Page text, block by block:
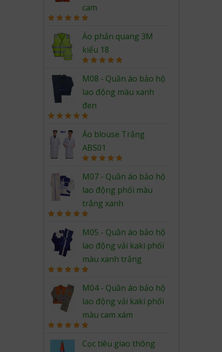
cam
out of 5
Áo phản quang 3M
kiểu 18
out of 5
M08 - Quần áo bảo hộ
lao động màu xanh
đen
out of 5
Áo blouse Trắng
ABS01
out of 5
M07 - Quần áo bảo hộ
lao động phối màu
trắng xanh
out of 5
M05 - Quần áo bảo hộ
lao động vải kaki phối
màu xanh trắng
out of 5
M04 - Quần áo bảo hộ
lao động vải kaki phối
màu cam xám
out of 5
Cọc tiêu giao thông